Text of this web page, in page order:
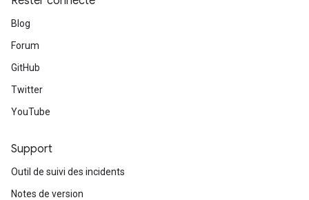
Blog
Forum
GitHub
Twitter
YouTube
Support
Outil de suivi des incidents
Notes de version